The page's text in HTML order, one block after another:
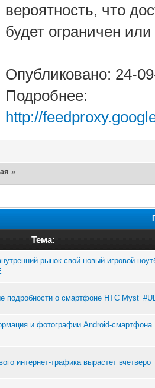
вероятность, что
будет ограничен
Опубликовано: 24-
Подробнее:
http://
»
Тема:
рынок свой новый игровой
подробности о смартфоне HTC
и фотографии Android-смартфона
интернет-трафика вырастет вчетверо